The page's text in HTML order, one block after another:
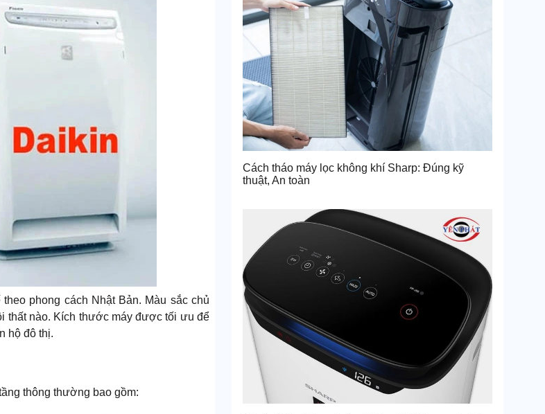
phong cách Nhật Bản. Màu sắc chủ
thất nào. Kích thước máy được tối ưu để
hộ đô thị.
thông thường bao gồm:
Cách tháo máy lọc không khí Sharp: Đúng kỹ
thuật, An toàn